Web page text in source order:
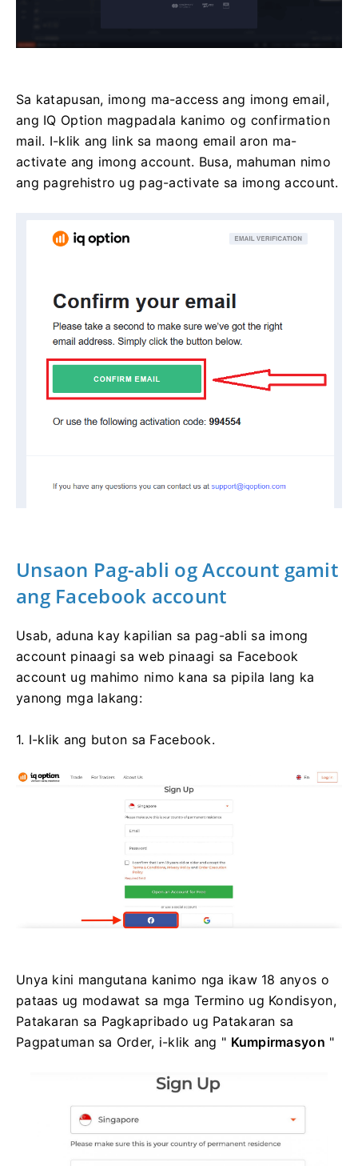
Sa katapusan, imong ma-access ang imong email,
ang IQ Option magpadala kanimo og confirmation
mail. I-klik ang link sa maong email aron ma-
activate ang imong account. Busa, mahuman nimo
ang pagrehistro ug pag-activate sa imong account.
Unsaon Pag-abli og Account gamit
ang Facebook account
Usab, aduna kay kapilian sa pag-abli sa imong
account pinaagi sa web pinaagi sa Facebook
account ug mahimo nimo kana sa pipila lang ka
yanong mga lakang:
1. I-klik ang buton sa Facebook.
Unya kini mangutana kanimo nga ikaw 18 anyos o
pataas ug modawat sa mga Termino ug Kondisyon,
Patakaran sa Pagkapribado ug Patakaran sa
Pagpatuman sa Order, i-klik ang " Kumpirmasyon "